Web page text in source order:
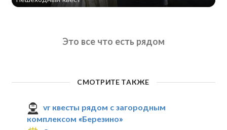
Это все что есть рядом
СМОТРИТЕ ТАКЖЕ
vr квесты рядом с загородным
комплексом «Березино»